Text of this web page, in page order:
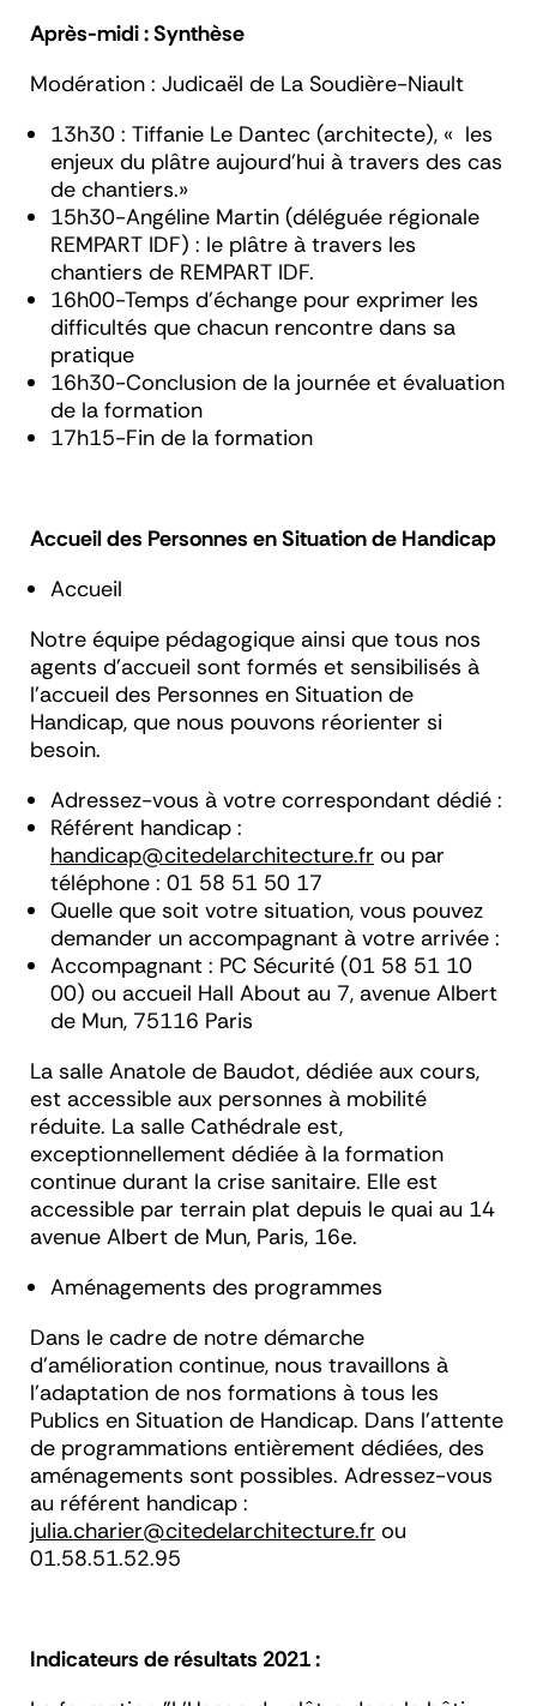
Après-midi : Synthèse
Modération : Judicaël de La Soudière-Niault
13h30 : Tiffanie Le Dantec (architecte), « les
enjeux du plâtre aujourd’hui à travers des cas
de chantiers.»
15h30-Angéline Martin (déléguée régionale
REMPART IDF) : le plâtre à travers les
chantiers de REMPART IDF.
16h00-Temps d’échange pour exprimer les
difficultés que chacun rencontre dans sa
pratique
16h30-Conclusion de la journée et évaluation
de la formation
17h15-Fin de la formation
Accueil des Personnes en Situation de Handicap
Accueil
Notre équipe pédagogique ainsi que tous nos
agents d’accueil sont formés et sensibilisés à
l’accueil des Personnes en Situation de
Handicap, que nous pouvons réorienter si
besoin.
Adressez-vous à votre correspondant dédié :
Référent handicap :
handicap@citedelarchitecture.fr ou par
téléphone : 01 58 51 50 17
Quelle que soit votre situation, vous pouvez
demander un accompagnant à votre arrivée :
Accompagnant : PC Sécurité (01 58 51 10
00) ou accueil Hall About au 7, avenue Albert
de Mun, 75116 Paris
La salle Anatole de Baudot, dédiée aux cours,
est accessible aux personnes à mobilité
réduite. La salle Cathédrale est,
exceptionnellement dédiée à la formation
continue durant la crise sanitaire. Elle est
accessible par terrain plat depuis le quai au 14
avenue Albert de Mun, Paris, 16e.
Aménagements des programmes
Dans le cadre de notre démarche
d’amélioration continue, nous travaillons à
l’adaptation de nos formations à tous les
Publics en Situation de Handicap. Dans l’attente
de programmations entièrement dédiées, des
aménagements sont possibles. Adressez-vous
au référent handicap :
julia.charier@citedelarchitecture.fr ou
01.58.51.52.95
Indicateurs de résultats 2021 :